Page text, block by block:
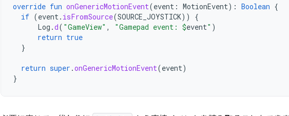
override fun onGenericMotionEvent(event : MotionEvent): Boolean {
if (event. isFromSource(SOURCE_JOYSTICK))
{
Log .d( "GameView" , "Gamepad event: $event" )
return true
}
return super .onGenericMotionEvent(event)
}